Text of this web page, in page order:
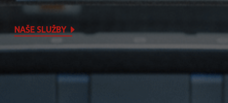
NAŠE SLUŽBY